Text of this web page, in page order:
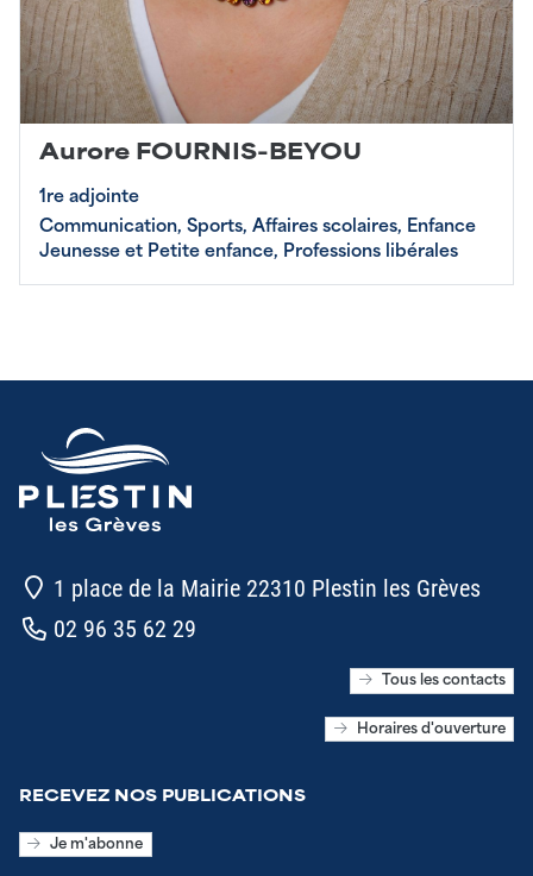
Aurore FOURNIS-BEYOU
1re adjointe
Communication, Sports, Affaires scolaires, Enfance
Jeunesse et Petite enfance, Professions libérales
1 place de la Mairie 22310 Plestin les Grèves
02 96 35 62 29
Tous les contacts
Horaires d'ouverture
RECEVEZ NOS PUBLICATIONS
Je m'abonne